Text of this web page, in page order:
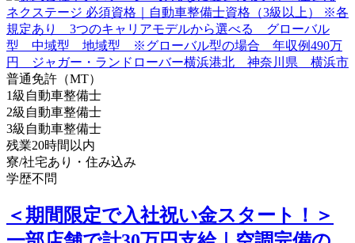
普通免許（MT）
1級自動車整備士
2級自動車整備士
3級自動車整備士
残業20時間以内
寮/社宅あり・住み込み
学歴不問
＜期間限定で入社祝い金スタート！＞